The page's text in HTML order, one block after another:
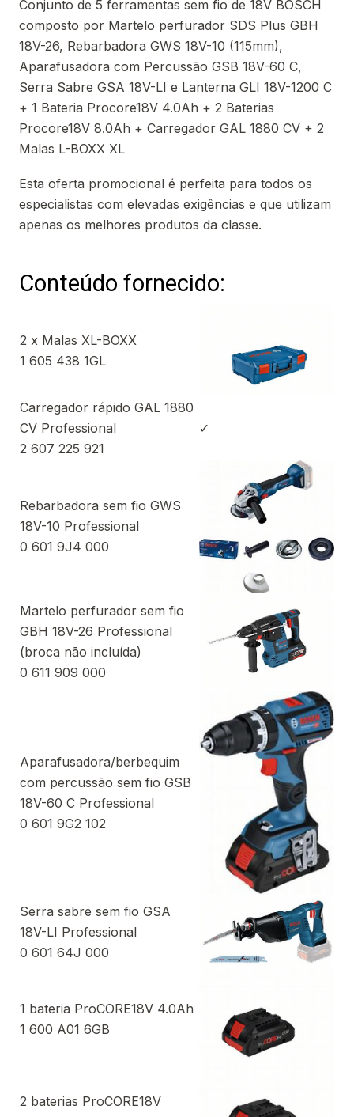
Conjunto de 5 ferramentas sem fio de 18V BOSCH
composto por Martelo perfurador SDS Plus GBH
18V-26, Rebarbadora GWS 18V-10 (115mm),
Aparafusadora com Percussão GSB 18V-60 C,
Serra Sabre GSA 18V-LI e Lanterna GLI 18V-1200 C
+ 1 Bateria Procore18V 4.0Ah + 2 Baterias
Procore18V 8.0Ah + Carregador GAL 1880 CV + 2
Malas L-BOXX XL
Esta oferta promocional é perfeita para todos os
especialistas com elevadas exigências e que utilizam
apenas os melhores produtos da classe.
Conteúdo fornecido:
2 x Malas XL-BOXX
1 605 438 1GL
Carregador rápido GAL 1880
CV Professional
2 607 225 921
✓
Rebarbadora sem fio GWS
18V-10 Professional
0 601 9J4 000
Martelo perfurador sem fio
GBH 18V-26 Professional
(broca não incluída)
0 611 909 000
Aparafusadora/berbequim
com percussão sem fio GSB
18V-60 C Professional
0 601 9G2 102
Serra sabre sem fio GSA
18V-LI Professional
0 601 64J 000
1 bateria ProCORE18V 4.0Ah
1 600 A01 6GB
2 baterias ProCORE18V